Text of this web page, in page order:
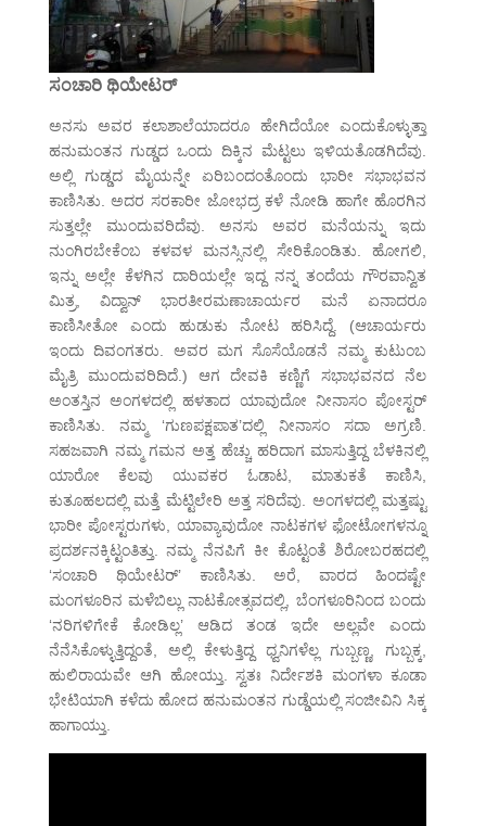
ಸಂಚಾರಿ ಥಿಯೇಟರ್
ಅನಸು ಅವರ ಕಲಾಶಾಲೆಯಾದರೂ ಹೇಗಿದೆಯೋ ಎಂದುಕೊಳ್ಳುತ್ತಾ
ಹನುಮಂತನ ಗುಡ್ಡದ ಒಂದು ದಿಕ್ಕಿನ ಮೆಟ್ಟಲು ಇಳಿಯತೊಡಗಿದೆವು.
ಅಲ್ಲಿ ಗುಡ್ಡದ ಮೈಯನ್ನೇ ಏರಿಬಂದಂತೊಂದು ಭಾರೀ ಸಭಾಭವನ
ಕಾಣಿಸಿತು. ಅದರ ಸರಕಾರೀ ಜೋಭದ್ರ ಕಳೆ ನೋಡಿ ಹಾಗೇ ಹೊರಗಿನ
ಸುತ್ತಲ್ಲೇ ಮುಂದುವರಿದೆವು. ಅನಸು ಅವರ ಮನೆಯನ್ನು ಇದು
ನುಂಗಿರಬೇಕೆಂಬ ಕಳವಳ ಮನಸ್ಸಿನಲ್ಲಿ ಸೇರಿಕೊಂಡಿತು. ಹೋಗಲಿ,
ಇನ್ನು ಅಲ್ಲೇ ಕೆಳಗಿನ ದಾರಿಯಲ್ಲೇ ಇದ್ದ ನನ್ನ ತಂದೆಯ ಗೌರವಾನ್ವಿತ
ಮಿತ್ರ, ವಿದ್ವಾನ್ ಭಾರತೀರಮಣಾಚಾರ್ಯರ ಮನೆ ಏನಾದರೂ
ಕಾಣಿಸೀತೋ ಎಂದು ಹುಡುಕು ನೋಟ ಹರಿಸಿದ್ದೆ. (ಆಚಾರ್ಯರು
ಇಂದು ದಿವಂಗತರು. ಅವರ ಮಗ ಸೊಸೆಯೊಡನೆ ನಮ್ಮ ಕುಟುಂಬ
ಮೈತ್ರಿ ಮುಂದುವರಿದಿದೆ.) ಆಗ ದೇವಕಿ ಕಣ್ಣಿಗೆ ಸಭಾಭವನದ ನೆಲ
ಅಂತಸ್ತಿನ ಅಂಗಳದಲ್ಲಿ ಹಳತಾದ ಯಾವುದೋ ನೀನಾಸಂ ಪೋಸ್ಟರ್
ಕಾಣಿಸಿತು. ನಮ್ಮ ‘ಗುಣಪಕ್ಷಪಾತ’ದಲ್ಲಿ ನೀನಾಸಂ ಸದಾ ಅಗ್ರಣಿ.
ಸಹಜವಾಗಿ ನಮ್ಮ ಗಮನ ಅತ್ತ ಹೆಚ್ಚು ಹರಿದಾಗ ಮಾಸುತ್ತಿದ್ದ ಬೆಳಕಿನಲ್ಲಿ
ಯಾರೋ ಕೆಲವು ಯುವಕರ ಓಡಾಟ, ಮಾತುಕತೆ ಕಾಣಿಸಿ,
ಕುತೂಹಲದಲ್ಲಿ ಮತ್ತೆ ಮೆಟ್ಟಿಲೇರಿ ಅತ್ತ ಸರಿದೆವು. ಅಂಗಳದಲ್ಲಿ ಮತ್ತಷ್ಟು
ಭಾರೀ ಪೋಸ್ಟರುಗಳು, ಯಾವ್ಯಾವುದೋ ನಾಟಕಗಳ ಫೋಟೋಗಳನ್ನೂ
ಪ್ರದರ್ಶನಕ್ಕಿಟ್ಟಂತಿತ್ತು. ನಮ್ಮ ನೆನಪಿಗೆ ಕೀ ಕೊಟ್ಟಂತೆ ಶಿರೋಬರಹದಲ್ಲಿ
‘ಸಂಚಾರಿ ಥಿಯೇಟರ್’ ಕಾಣಿಸಿತು. ಅರೆ, ವಾರದ ಹಿಂದಷ್ಟೇ
ಮಂಗಳೂರಿನ ಮಳೆಬಿಲ್ಲು ನಾಟಕೋತ್ಸವದಲ್ಲಿ, ಬೆಂಗಳೂರಿನಿಂದ ಬಂದು
‘ನರಿಗಳಿಗೇಕೆ ಕೋಡಿಲ್ಲ’ ಆಡಿದ ತಂಡ ಇದೇ ಅಲ್ಲವೇ ಎಂದು
ನೆನೆಸಿಕೊಳ್ಳುತ್ತಿದ್ದಂತೆ, ಅಲ್ಲಿ ಕೇಳುತ್ತಿದ್ದ ಧ್ವನಿಗಳೆಲ್ಲ ಗುಬ್ಬಣ್ಣ, ಗುಬ್ಬಕ್ಕ,
ಹುಲಿರಾಯವೇ ಆಗಿ ಹೋಯ್ತು. ಸ್ವತಃ ನಿರ್ದೇಶಕಿ ಮಂಗಳಾ ಕೂಡಾ
ಭೇಟಿಯಾಗಿ ಕಳೆದು ಹೋದ ಹನುಮಂತನ ಗುಡ್ಡೆಯಲ್ಲಿ ಸಂಜೀವಿನಿ ಸಿಕ್ಕ
ಹಾಗಾಯ್ತು.